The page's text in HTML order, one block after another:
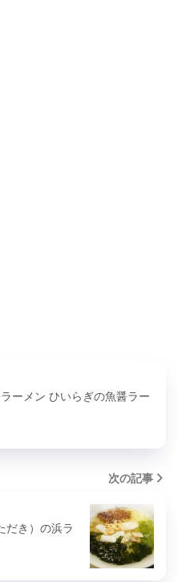
ーメン ひいらぎの魚醤ラー
次の記事
だき）の浜ラ